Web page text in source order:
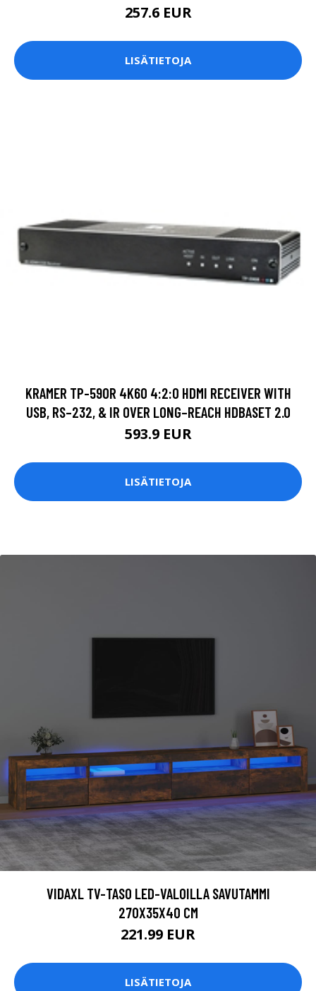
257.6 EUR
LISÄTIETOJA
KRAMER TP-590R 4K60 4:2:0 HDMI RECEIVER WITH
USB, RS–232, & IR OVER LONG–REACH HDBASET 2.0
593.9 EUR
LISÄTIETOJA
VIDAXL TV-TASO LED-VALOILLA SAVUTAMMI
270X35X40 CM
221.99 EUR
LISÄTIETOJA